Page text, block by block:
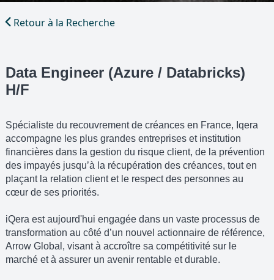
Retour à la Recherche
Data Engineer (Azure / Databricks)
H/F
Spécialiste du recouvrement de créances en France, Iqera
accompagne les plus grandes entreprises et institution
financières dans la gestion du risque client, de la prévention
des impayés jusqu’à la récupération des créances, tout en
plaçant la relation client et le respect des personnes au
cœur de ses priorités.
iQera est aujourd'hui engagée dans un vaste processus de
transformation au côté d’un nouvel actionnaire de référence,
Arrow Global, visant à accroître sa compétitivité sur le
marché et à assurer un avenir rentable et durable.